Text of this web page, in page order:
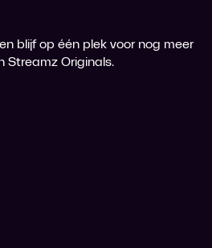
blijf op één plek voor nog meer
Streamz Originals.